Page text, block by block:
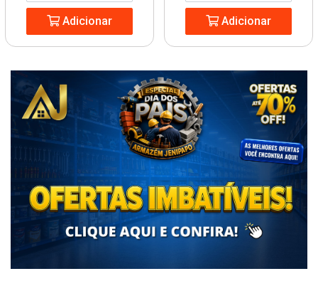
Adicionar Adicionar